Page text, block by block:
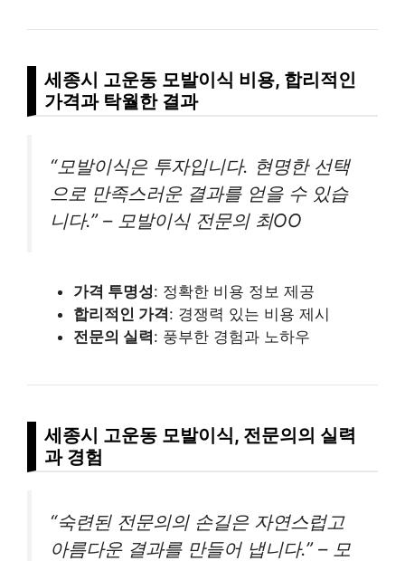
세종시 고운동 모발이식 비용, 합리적인
가격과 탁월한 결과
“모발이식은 투자입니다. 현명한 선택
으로 만족스러운 결과를 얻을 수 있습
니다.” – 모발이식 전문의 최OO
가격 투명성: 정확한 비용 정보 제공
합리적인 가격: 경쟁력 있는 비용 제시
전문의 실력: 풍부한 경험과 노하우
세종시 고운동 모발이식, 전문의의 실력
과 경험
“숙련된 전문의의 손길은 자연스럽고
아름다운 결과를 만들어 냅니다.” – 모